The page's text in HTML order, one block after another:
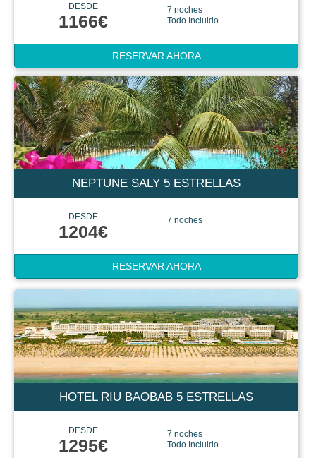
DESDE
1166€
7 noches
Todo Incluido
RESERVAR AHORA
NEPTUNE SALY 5 ESTRELLAS
DESDE
1204€
7 noches
RESERVAR AHORA
HOTEL RIU BAOBAB 5 ESTRELLAS
DESDE
1295€
7 noches
Todo Incluido